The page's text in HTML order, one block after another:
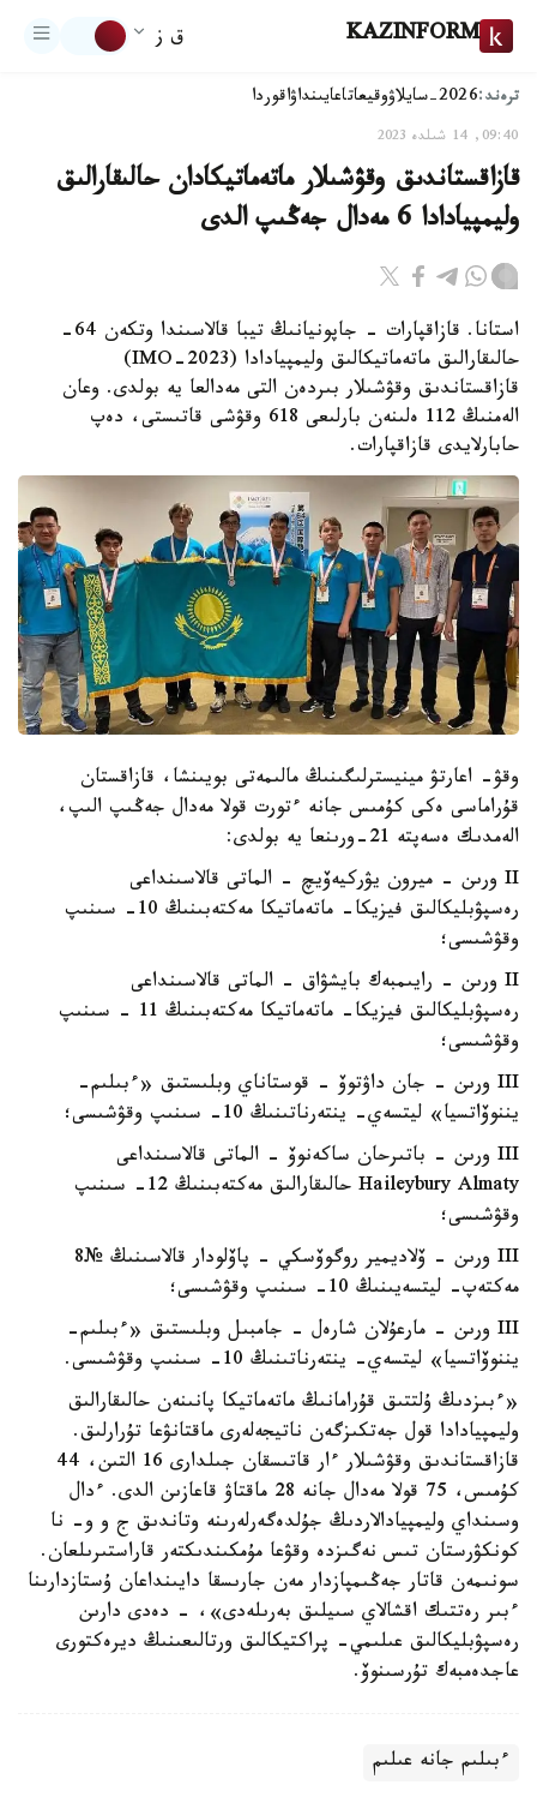
KAZINFORM ق ز
ترەند:2026-سايلاۋ وقيعاتاعايىنداۋاقوردا
09:40, 14 شىلدە 2023
قازاقستاندىق وقۋشىلار ماتەماتيكادان حالىقارالىق
وليمپيادادا 6 مەدال جەڭىپ الدى
استانا. قازاقپارات - جاپونيانىڭ تيبا قالاسىندا وتكەن 64-
حالىقارالىق ماتەماتيكالىق وليمپيادادا (IMO-2023)
قازاقستاندىق وقۋشىلار بىردەن التى مەدالعا يە بولدى. وعان
الەمنىڭ 112 ەلىنەن بارلىعى 618 وقۋشى قاتىستى، دەپ
حابارلايدى قازاقپارات.
وقۋ- اعارتۋ مينيسترلىگىنىڭ مالىمەتى بويىنشا، قازاقستان
قۇراماسى ەكى كۇمىس جانە ءتورت قولا مەدال جەڭىپ الىپ،
الەمدىك ەسەپتە 21-ورىنعا يە بولدى:
II ورىن - ميرون يۋركيەۆيچ - الماتى قالاسىنداعى
رەسپۋبليكالىق فيزيكا- ماتەماتيكا مەكتەبىنىڭ 10- سىنىپ
وقۋشىسى؛
II ورىن - رايىمبەك بايشۋاق - الماتى قالاسىنداعى
رەسپۋبليكالىق فيزيكا- ماتەماتيكا مەكتەبىنىڭ 11 - سىنىپ
وقۋشىسى؛
III ورىن - جان داۋتوۆ - قوستاناي وبلىستىق «ءبىلىم-
يننوۆاتسيا» ليتسەي- ينتەرناتىنىڭ 10- سىنىپ وقۋشىسى؛
III ورىن - باتىرحان ساكەنوۆ - الماتى قالاسىنداعى
Haileybury Almaty حالىقارالىق مەكتەبىنىڭ 12- سىنىپ
وقۋشىسى؛
III ورىن - ۆلاديمير روگوۆسكي - پاۆلودار قالاسىنىڭ №8
مەكتەپ- ليتسەيىنىڭ 10- سىنىپ وقۋشىسى؛
III ورىن - مارعۇلان شارەل - جامبىل وبلىستىق «ءبىلىم-
يننوۆاتسيا» ليتسەي- ينتەرناتىنىڭ 10- سىنىپ وقۋشىسى.
«ءبىزدىڭ ۇلتتىق قۇرامانىڭ ماتەماتيكا پانىنەن حالىقارالىق
وليمپيادادا قول جەتكىزگەن ناتيجەلەرى ماقتانۋعا تۇرارلىق.
قازاقستاندىق وقۋشىلار ءار قاتىسقان جىلدارى 16 التىن، 44
كۇمىس، 75 قولا مەدال جانە 28 ماقتاۋ قاعازىن الدى. ءدال
وسىنداي وليمپيادالاردىڭ جۇلدەگەرلەرىنە وتاندىق ج و و- نا
كونكۋرستان تىس نەگىزدە وقۋعا مۇمكىندىكتەر قاراستىرىلعان.
سونىمەن قاتار جەڭىمپازدار مەن جارىسقا دايىنداعان ۇستازدارىنا
ءبىر رەتتىك اقشالاي سىيلىق بەرىلەدى»، - دەدى دارىن
رەسپۋبليكالىق عىلىمي- پراكتيكالىق ورتالىعىنىڭ ديرەكتورى
عاجدەمبەك تۇرسىنوۆ.
ءبىلىم جانە عىلىم